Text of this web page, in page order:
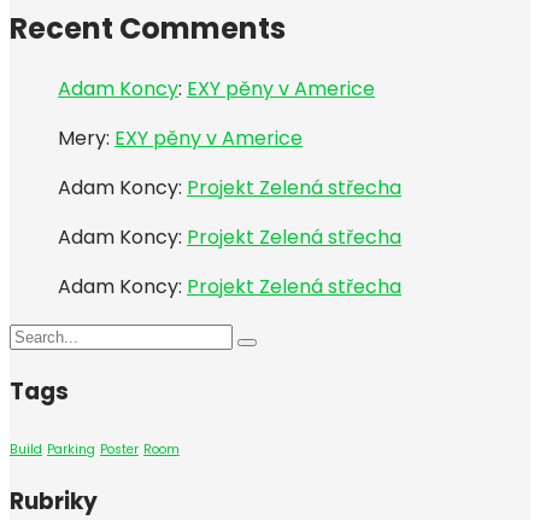
Recent Comments
Adam Koncy: EXY pěny v Americe
Mery: EXY pěny v Americe
Adam Koncy: Projekt Zelená střecha
Adam Koncy: Projekt Zelená střecha
Adam Koncy: Projekt Zelená střecha
Tags
Build Parking Poster Room
Rubriky